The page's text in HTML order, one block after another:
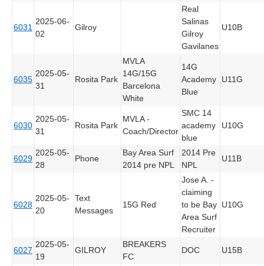
6031
2025-06-
02
Gilroy
Real
Salinas
Gilroy
Gavilanes
U10B
6035
2025-05-
31
Rosita Park
MVLA
14G/15G
Barcelona
White
14G
Academy
Blue
U11G
6030
2025-05-
31
Rosita Park
MVLA -
Coach/Director
SMC 14
academy
blue
U10G
6029
2025-05-
28
Phone
Bay Area Surf
2014 pre NPL
2014 Pre
NPL
U11B
6028
2025-05-
20
Text
Messages
15G Red
Jose A. -
claiming
to be Bay
Area Surf
Recruiter
U10G
6027
2025-05-
19
GILROY
BREAKERS
FC
DOC U15B